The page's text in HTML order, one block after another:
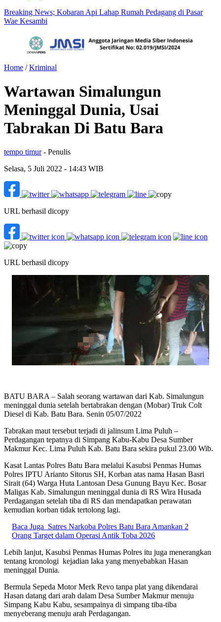
Breaking News; Kobaran Api Lahap Rumah Pedagang di Pasar
Wae Kesambi
Home /Kriminal
Wartawan Simalungun
Meninggal Dunia, Usai
Tabrakan Di Batu Bara
tempo timur - Penulis
Selasa, 5 Juli 2022 - 14:43 WIB
URL berhasil dicopy
URL berhasil dicopy
BATU BARA – Salah seorang wartawan dari Kab. Simalungun
meninggal dunia setelah bertabrakan dengan (Mobar) Truk Colt
Diesel di Kab. Batu Bara. Senin 05/07/2022
Tabrakan maut tersebut terjadi di jalinsum Lima Puluh –
Perdagangan tepatnya di Simpang Kabu-Kabu Desa Sumber
Makmur Kec. Lima Puluh Kab. Batu Bara sekira pukul 23.00 Wib.
Kasat Lantas Polres Batu Bara melalui Kasubsi Penmas Humas
Polres IPTU Arianto Sitorus SH, Korban atas nama Hasan Basri
Sirait (64) Warga Huta Lantosan Desa Gunung Bayu Kec. Bosar
Maligas Kab. Simalungun meninggal dunia di RS Wira Husada
Perdagangan setelah tiba di RS dan mendapatkan perawatan
kemudian korban tidak tertolong lagi.
Baca Juga Satres Narkoba Polres Batu Bara Amankan 2
Orang Target dalam Operasi Antik Toba 2026
Lebih lanjut, Kasubsi Penmas Humas Polres itu juga menerangkan
tentang kronologi kejadian laka yang menyebabkan Hasan
meninggal Dunia.
Bermula Sepeda Motor Merk Revo tanpa plat yang dikendarai
Hasan datang dari arah dalam Desa Sumber Makmur menuju
Simpang Kabu Kabu, sesampainya di simpang tiba-tiba
menyeberang menuju arah Perdagangan.